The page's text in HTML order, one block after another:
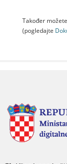
Također
(pogledajte